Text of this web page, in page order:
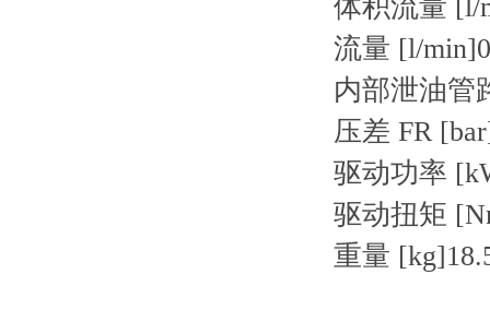
体积流量 [l/
流量 [l/min]
内部泄油管
压差 FR
驱动功率
驱动扭矩
重量 [kg]